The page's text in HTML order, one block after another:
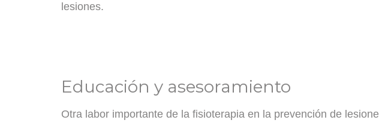
lesiones.
Educación y asesoramiento
Otra labor importante de la fisioterapia en la prevención de